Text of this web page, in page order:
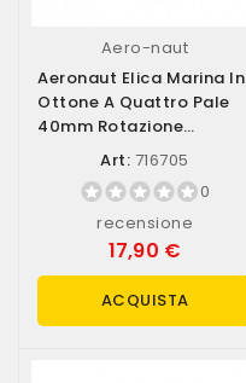
Aero-naut
Aeronaut Elica Marina In
Ottone A Quattro Pale
40mm Rotazione
Antioraria...
Art: 716705
0
recensione
17,90 €
ACQUISTA